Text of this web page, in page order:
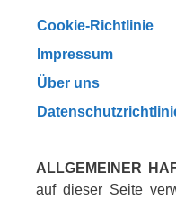
Cookie-Richtlinie
Impressum
Über uns
ALLGEMEINER
auf dieser Seite